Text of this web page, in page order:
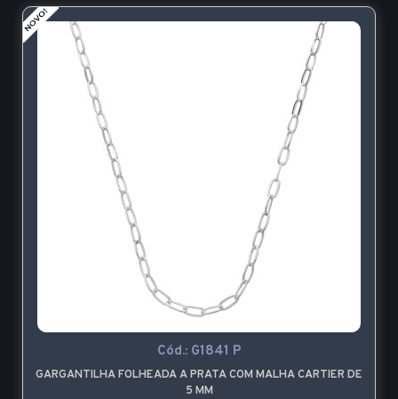
Cód.: G1841 P
GARGANTILHA FOLHEADA A PRATA COM MALHA CARTIER DE
5 MM